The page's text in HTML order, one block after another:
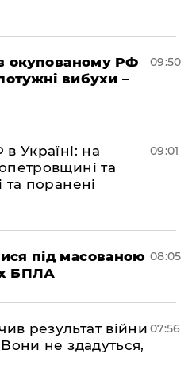
окупованому РФ
вибухи –
09:50
Україні: на
та
та поранені
09:01
під масованою
БПЛА
08:05
результат війни
не здадуться,
07:56